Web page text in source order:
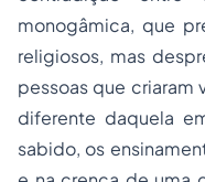
monogâmica, que
religiosos, mas
pessoas que criaram
diferente daquela
sabido, os